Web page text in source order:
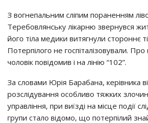
З вогнепальним сліпим пораненням
Теребовлянську лікарню звернувся
його тіла медики витягнули стороннє
Потерпілого не госпіталізовували.
чоловік повідомив і на лінію “102”.
За словами Юрія Барабана, керівника
розслідування особливо тяжких
управління, при виїзді на місце події
групи стало відомо, що потерпілий